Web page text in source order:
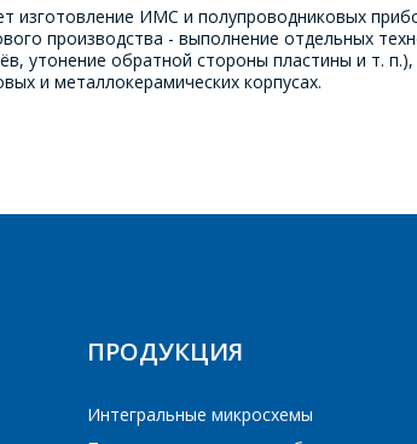
ИМС и полупроводниковых
производства - выполнение отдельных
утонение обратной стороны пластины и т.
и металлокерамических корпусах.
ПРОДУКЦИЯ
Интегральные микросхемы